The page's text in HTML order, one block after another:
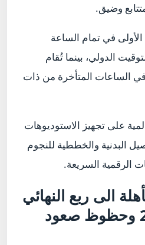
وضيق.
في تمام الساعة
الدولي، بينما تُقام
في الساعات المتأخرة من ذات
على تجهيز الاستوديوهات
البدنية والخططية للنجوم
الرقمية السريعة.
الى ربع النهائي
كاس العالم 2026 وحظوظ صعود